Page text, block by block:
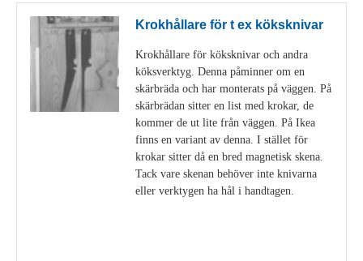
Krokhållare för t ex köksknivar
Krokhållare för köksknivar och andra
köksverktyg. Denna påminner om en
skärbräda och har monterats på väggen. På
skärbrädan sitter en list med krokar, de
kommer de ut lite från väggen. På Ikea
finns en variant av denna. I stället för
krokar sitter då en bred magnetisk skena.
Tack vare skenan behöver inte knivarna
eller verktygen ha hål i handtagen.